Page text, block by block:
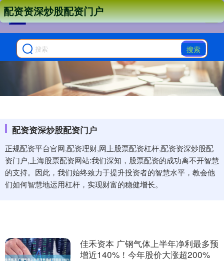
搜索
配资资深炒股配资门户
正规配资平台官网,配资理财,网上股票配资杠杆,配资资深炒股配
资门户,上海股票配资网站:我们深知，股票配资的成功离不开智慧
的支持。因此，我们始终致力于提升投资者的智慧水平，教会他
们如何智慧地运用杠杆，实现财富的稳健增长。
配资资深炒股配资门户
佳禾资本 广钢气体上半年净利最多预
增近140%！今年股价大涨超200%